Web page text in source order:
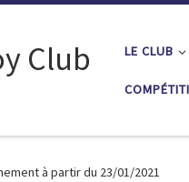
Club LE CLUB
à partir du 23/01/2021